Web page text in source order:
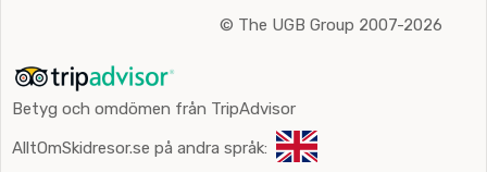
© The UGB Group 2007-2026
Betyg och omdömen från TripAdvisor
AlltOmSkidresor.se på andra språk: